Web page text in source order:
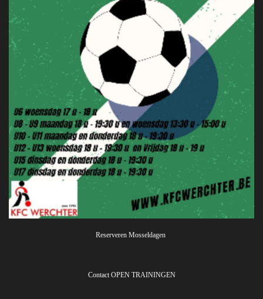
Reserveren Mosseldagen
Contact OPEN TRAININGEN